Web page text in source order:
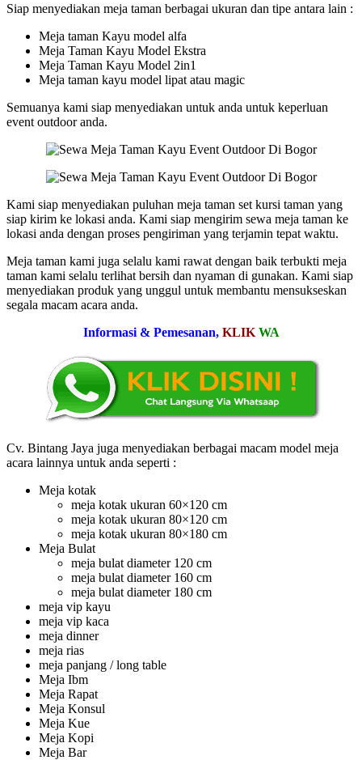
Siap menyediakan meja taman berbagai ukuran dan tipe antara lain :
Meja taman Kayu model alfa
Meja Taman Kayu Model Ekstra
Meja Taman Kayu Model 2in1
Meja taman kayu model lipat atau magic
Semuanya kami siap menyediakan untuk anda untuk keperluan
event outdoor anda.
Kami siap menyediakan puluhan meja taman set kursi taman yang
siap kirim ke lokasi anda. Kami siap mengirim sewa meja taman ke
lokasi anda dengan proses pengiriman yang terjamin tepat waktu.
Meja taman kami juga selalu kami rawat dengan baik terbukti meja
taman kami selalu terlihat bersih dan nyaman di gunakan. Kami siap
menyediakan produk yang unggul untuk membantu mensukseskan
segala macam acara anda.
Informasi & Pemesanan, KLIK WA
Cv. Bintang Jaya juga menyediakan berbagai macam model meja
acara lainnya untuk anda seperti :
Meja kotak
meja kotak ukuran 60×120 cm
meja kotak ukuran 80×120 cm
meja kotak ukuran 80×180 cm
Meja Bulat
meja bulat diameter 120 cm
meja bulat diameter 160 cm
meja bulat diameter 180 cm
meja vip kayu
meja vip kaca
meja dinner
meja rias
meja panjang / long table
Meja Ibm
Meja Rapat
Meja Konsul
Meja Kue
Meja Kopi
Meja Bar